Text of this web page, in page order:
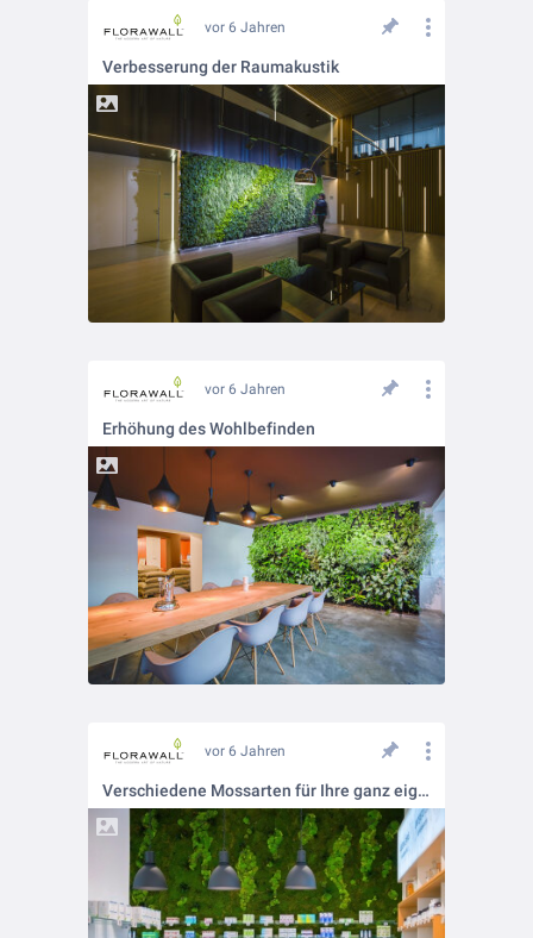
vor 6 Jahren
Verbesserung der Raumakustik
vor 6 Jahren
Erhöhung des Wohlbefinden
vor 6 Jahren
Verschiedene Mossarten für Ihre ganz eigene Mooswand